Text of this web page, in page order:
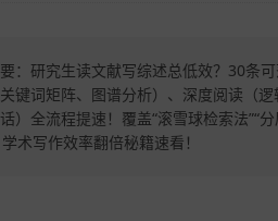
：研究生读文献写综述总低效？30条
键词矩阵、图谱分析）、深度阅读（
）全流程提速！覆盖“滚雪球检索法”“
术写作效率翻倍秘籍速看！